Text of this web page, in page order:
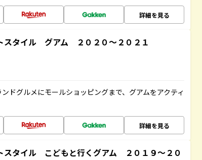
詳細を見る
タイル グアム ２０２０～２０２１
ドグルメにモールショッピングまで、グアムをアクティ
詳細を見る
タイル こどもと行くグアム ２０１９～２０